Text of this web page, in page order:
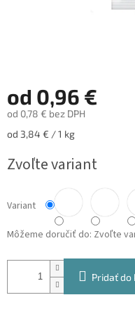
od 0,96 €
od 0,78 € bez DPH
Jednotková
od 3,84 € / 1 kg
Zvoľte variant
Variant
Môžeme doručiť do: Zvoľte
Pridať do